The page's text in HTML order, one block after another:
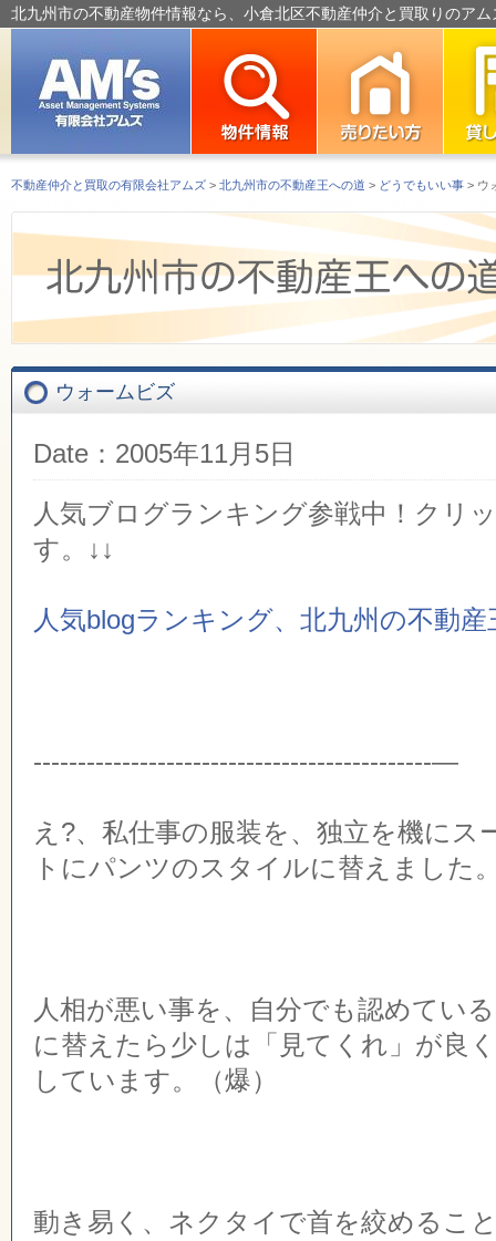
北九州市の不動産物件情報なら、小倉北区不動産仲介と買取りのア
不動産仲介と買取の有限会社アムズ > 北九州市の不動産王への道 > どうでもいい事 > ウ
ウォームビズ
Date：2005年11月5日
人気ブログランキング参戦中！クリ
す。↓↓
人気blogランキング、北九州の不動
---------------------------------------------—
え?、私仕事の服装を、独立を機にス
トにパンツのスタイルに替えました
人相が悪い事を、自分でも認めてい
に替えたら少しは「見てくれ」が良
しています。（爆）
動き易く、ネクタイで首を絞めるこ